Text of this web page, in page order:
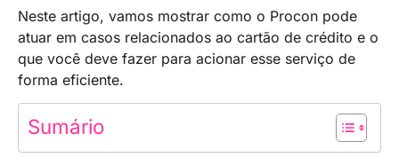
Neste artigo, vamos mostrar como o Procon pode
atuar em casos relacionados ao cartão de crédito e o
que você deve fazer para acionar esse serviço de
forma eficiente.
Sumário